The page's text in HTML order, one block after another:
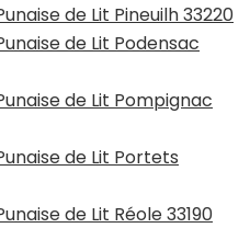
de Lit Pineuilh 33220
de Lit Podensac
de Lit Pompignac
de Lit Portets
de Lit Réole 33190